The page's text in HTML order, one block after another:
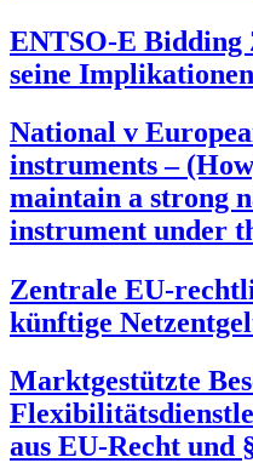
ENTSO-E Bidding
seine Implikationen
National v
instruments –
maintain a strong
instrument under
Zentrale EU-
künftige
Marktgestützte
aus EU-Recht und